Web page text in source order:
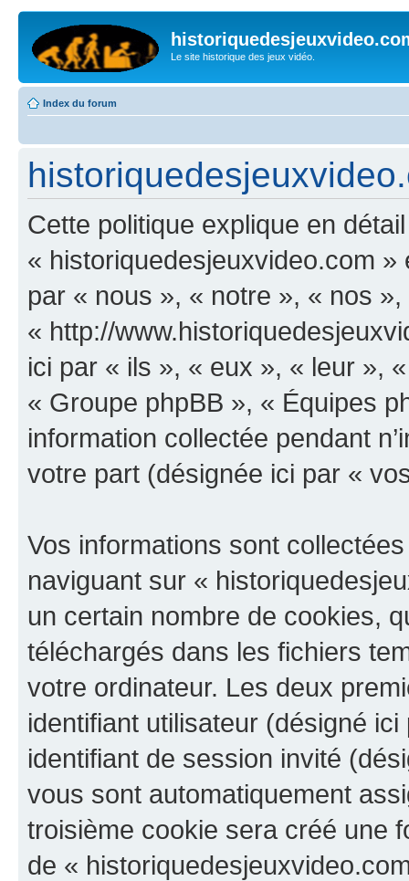
Le site historique des jeux vidéo.
Index du forum
Cette politique explique en
« historiquedesjeuxvideo.com
par « nous », « notre », « nos
« http://
ici par « ils », « eux », « leur »,
« Groupe phpBB », « Équipes
information collectée pendant
votre part (désignée ici par «
Vos informations sont
naviguant sur «
un certain nombre de cookies,
téléchargés dans les fichiers
votre ordinateur. Les deux
identifiant utilisateur (désigné
identifiant de session invité
vous sont automatiquement
troisième cookie sera créé une
de «